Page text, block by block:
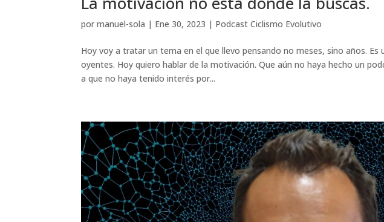
pormanuel-sola | Ene 30, 2023 | Podcast Ciclismo Evolutivo
Hoy voy a tratar un tema en el que llevo pensando no meses, sino años.
oyentes. Hoy quiero hablar de la motivación. Que aún no haya hecho un
a que no haya tenido interés por...